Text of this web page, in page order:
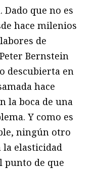
Dado que no es
hace milenios
de
Bernstein
descubierta en
hace
la boca de una
Y como es
ningún otro
elasticidad
punto de que